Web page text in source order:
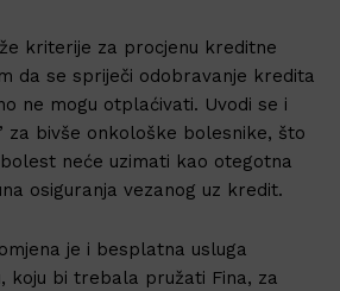
kriterije za procjenu kreditne
da se spriječi odobravanje kredita
ne mogu otplaćivati. Uvodi se i
za bivše onkološke bolesnike, što
neće uzimati kao otegotna
osiguranja vezanog uz kredit.
je i besplatna usluga
koju bi trebala pružati Fina, za